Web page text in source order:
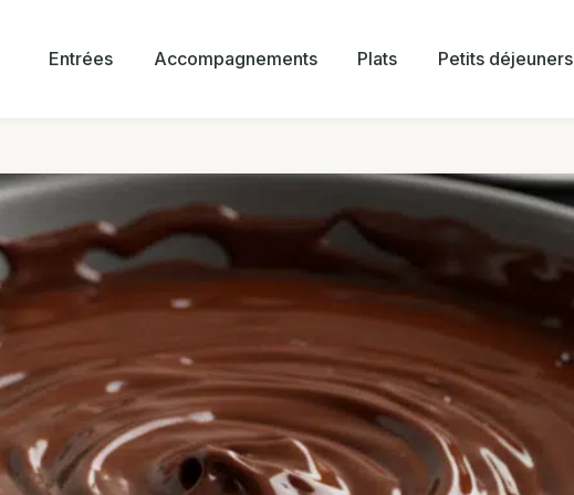
Entrées Accompagnements Plats Petits déjeuners